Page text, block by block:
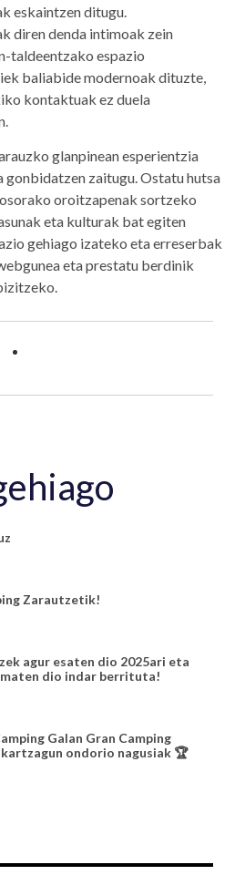
eskaintzen ditugu.
diren denda intimoak zein
taldeentzako espazio
baliabide modernoak dituzte,
kontaktuak ez duela
glanpinean esperientzia
zaitugu. Ostatu hutsa
oroitzapenak sortzeko
eta kulturak bat egiten
gehiago izateko eta erreserbak
eta prestatu berdinik
Zarautzetik!
agur esaten dio 2025ari eta
dio indar berrituta!
Galan Gran Camping
ondorio nagusiak 🏆